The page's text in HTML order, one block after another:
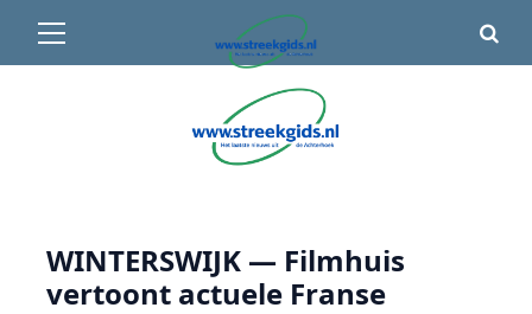
21°C• Vandaag 15° / 24°
menu
WINTERSWIJK — Filmhuis
vertoont actuele Franse